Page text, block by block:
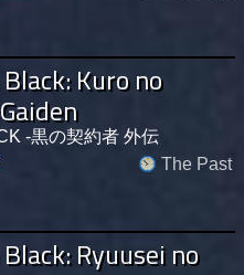
Kuro no
-黒の契約者 外伝
The Past
Ryuusei no